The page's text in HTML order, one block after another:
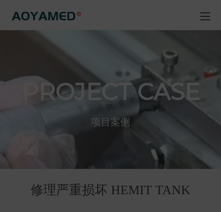
PROJECT CASE
项目案例
修理严重损坏 HEMIT TANK